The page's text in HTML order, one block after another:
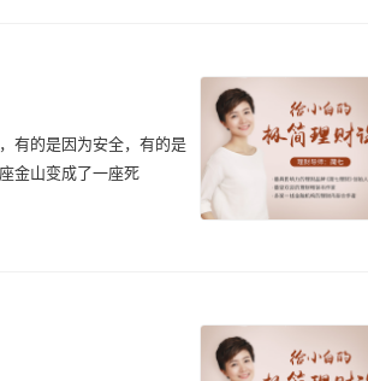
的是因为安全，有的是
金山变成了一座死